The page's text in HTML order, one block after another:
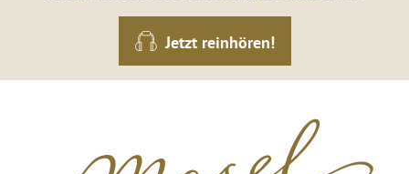
Jetzt reinhören!